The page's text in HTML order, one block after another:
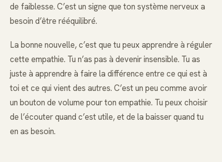
de faiblesse. C’est un signe que ton système nerveux a
besoin d’être rééquilibré.
La bonne nouvelle, c’est que tu peux apprendre à réguler
cette empathie. Tu n’as pas à devenir insensible. Tu as
juste à apprendre à faire la différence entre ce qui est à
toi et ce qui vient des autres. C’est un peu comme avoir
un bouton de volume pour ton empathie. Tu peux choisir
de l’écouter quand c’est utile, et de la baisser quand tu
en as besoin.